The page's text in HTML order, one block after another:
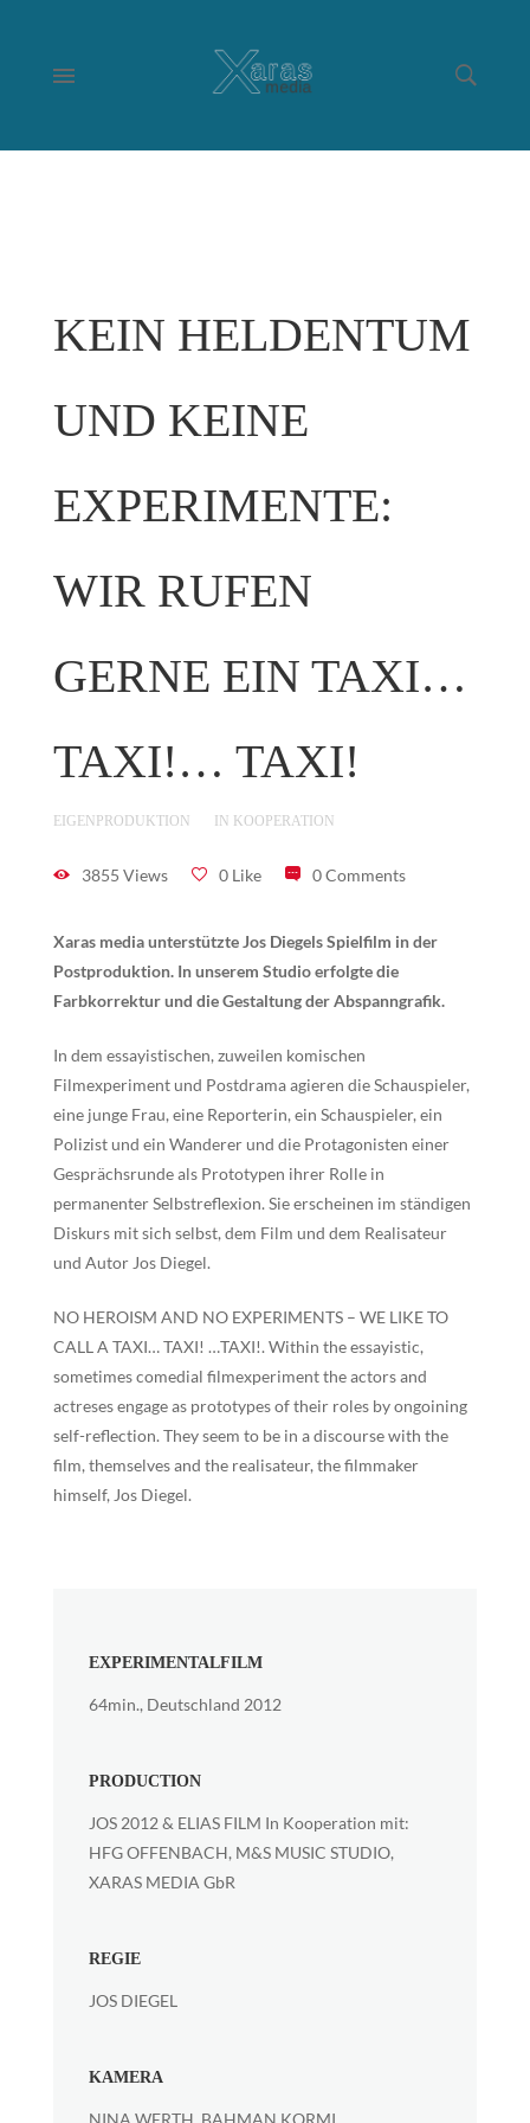
KEIN HELDENTUM
UND KEINE
EXPERIMENTE:
WIR RUFEN
GERNE EIN TAXI…
TAXI!… TAXI!
EIGENPRODUKTION IN KOOPERATION
3855 Views 0 Like 0 Comments
Xaras media unterstützte Jos Diegels Spielfilm in der
Postproduktion. In unserem Studio erfolgte die
Farbkorrektur und die Gestaltung der Abspanngrafik.
In dem essayistischen, zuweilen komischen
Filmexperiment und Postdrama agieren die Schauspieler,
eine junge Frau, eine Reporterin, ein Schauspieler, ein
Polizist und ein Wanderer und die Protagonisten einer
Gesprächsrunde als Prototypen ihrer Rolle in
permanenter Selbstreflexion. Sie erscheinen im ständigen
Diskurs mit sich selbst, dem Film und dem Realisateur
und Autor Jos Diegel.
NO HEROISM AND NO EXPERIMENTS – WE LIKE TO
CALL A TAXI… TAXI! …TAXI!. Within the essayistic,
sometimes comedial filmexperiment the actors and
actreses engage as prototypes of their roles by ongoining
self-reflection. They seem to be in a discourse with the
film, themselves and the realisateur, the filmmaker
himself, Jos Diegel.
EXPERIMENTALFILM
64min., Deutschland 2012
PRODUCTION
JOS 2012 & ELIAS FILM In Kooperation mit:
HFG OFFENBACH, M&S MUSIC STUDIO,
XARAS MEDIA GbR
REGIE
JOS DIEGEL
KAMERA
NINA WERTH, BAHMAN KORMI